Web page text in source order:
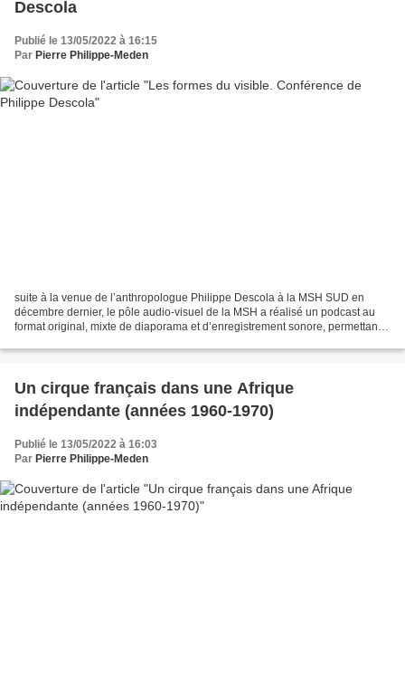
Descola
Publié le 13/05/2022 à 16:15
Par Pierre Philippe-Meden
suite à la venue de l’anthropologue Philippe Descola à la MSH SUD en
décembre dernier, le pôle audio-visuel de la MSH a réalisé un podcast au
format original, mixte de diaporama et d’enregistrement sonore, permettant
Un cirque français dans une Afrique
indépendante (années 1960-1970)
Publié le 13/05/2022 à 16:03
Par Pierre Philippe-Meden